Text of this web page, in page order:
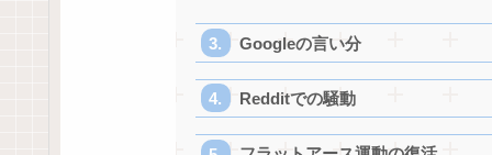
Googleの言い分
Redditでの騒動